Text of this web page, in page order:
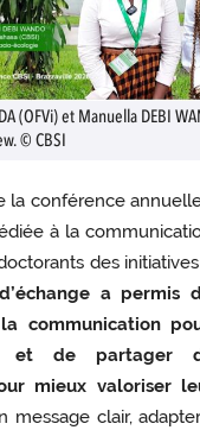
(OFVi) et Manuella DEBI
© CBSI
la conférence
à la
des initiatives
a permis
communication
et de partager
mieux valoriser
message clair,